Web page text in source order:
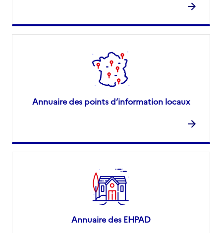
Annuaire des points d’information locaux
Annuaire des EHPAD